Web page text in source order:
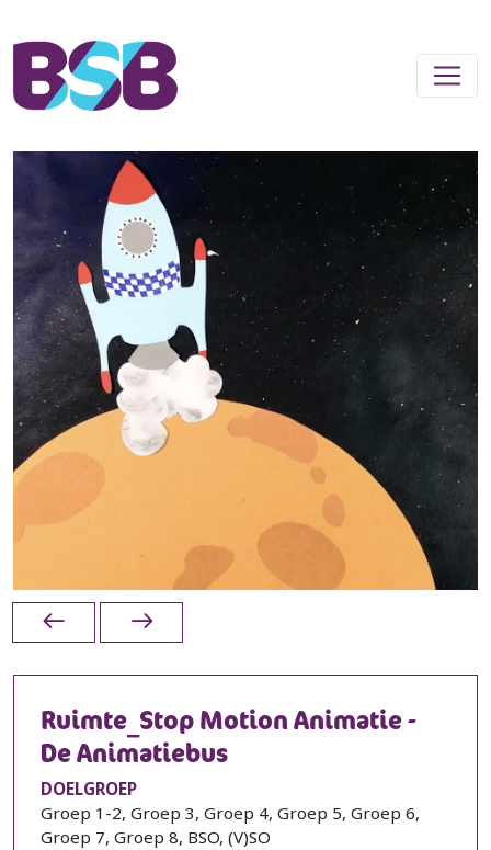
Ruimte_Stop Motion Animatie -
De Animatiebus
DOELGROEP
Groep 1-2, Groep 3, Groep 4, Groep 5, Groep 6,
Groep 7, Groep 8, BSO, (V)SO